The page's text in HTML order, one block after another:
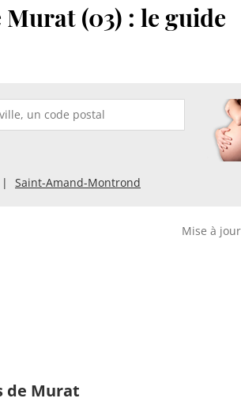
(03) : le guide
Saint-Amand-Montrond
Mise à
de Murat